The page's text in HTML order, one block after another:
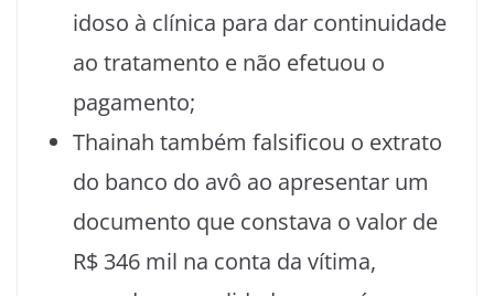
idoso à clínica para dar continuidade
ao tratamento e não efetuou o
pagamento;
Thainah também falsificou o extrato
do banco do avô ao apresentar um
documento que constava o valor de
R$ 346 mil na conta da vítima,